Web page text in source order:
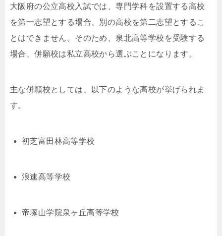
大阪府の公立高校入試では、専門学科を設置する高校
を第一志望とする場合、別の高校を第二志望とするこ
とはできません。そのため、泉北高等学校を受験する
場合、併願校は私立高校から選ぶことになります。
主な併願校としては、以下のような高校が挙げられま
す。
初芝富田林高等学校
浪速高等学校
帝塚山学院泉ヶ丘高等学校